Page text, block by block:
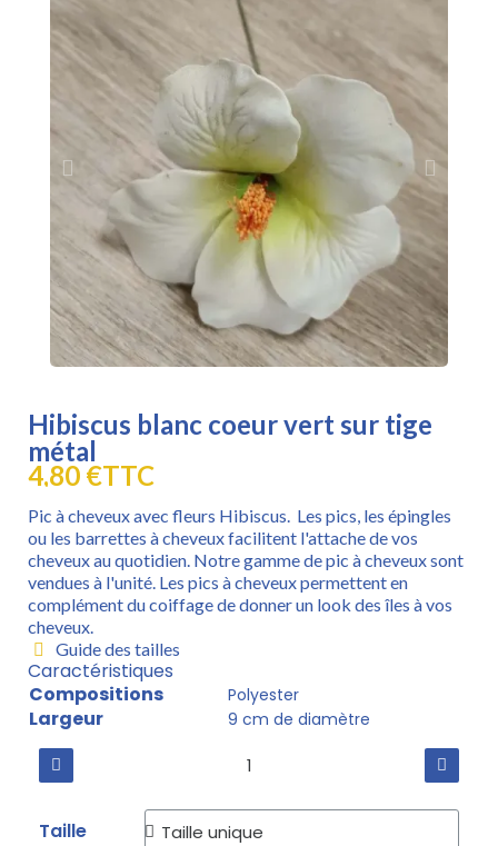
Hibiscus blanc coeur vert sur tige
métal
4,80 €TTC
Pic à cheveux avec fleurs Hibiscus. Les pics, les épingles
ou les barrettes à cheveux facilitent l'attache de vos
cheveux au quotidien. Notre gamme de pic à cheveux sont
vendues à l'unité. Les pics à cheveux permettent en
complément du coiffage de donner un look des îles à vos
cheveux.
Guide des tailles
Caractéristiques
Compositions
Polyester
Largeur 9 cm de diamètre
Taille